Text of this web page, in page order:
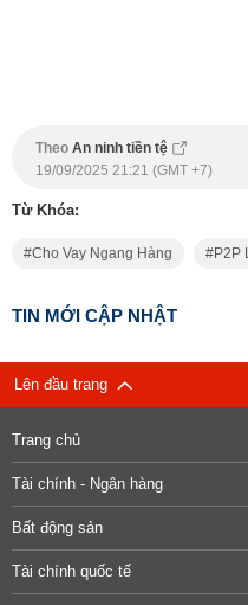
Theo An ninh tiền tệ
19/09/2025 21:21 (GMT +7)
Từ Khóa:
Cho Vay Ngang Hàng P2P
TIN MỚI CẬP NHẬT
Lên đầu trang
Trang chủ
Tài chính - Ngân hàng
Bất động sản
Tài chính quốc tế